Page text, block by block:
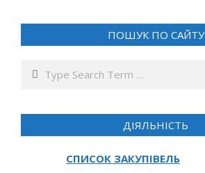
ПОШУК ПО САЙТУ
Search
ДІЯЛЬНІСТЬ
СПИСОК ЗАКУПІВЕЛЬ